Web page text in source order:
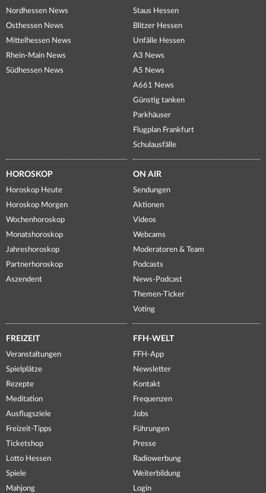
Nordhessen News
Osthessen News
Mittelhessen News
Rhein-Main News
Südhessen News
Staus Hessen
Blitzer Hessen
Unfälle Hessen
A3 News
A5 News
A661 News
Günstig tanken
Parkhäuser
Flugplan Frankfurt
Schulausfälle
HOROSKOP
Horoskop Heute
Horoskop Morgen
Wochenhoroskop
Monatshoroskop
Jahreshoroskop
Partnerhoroskop
Aszendent
ON AIR
Sendungen
Aktionen
Videos
Webcams
Moderatoren & Team
Podcasts
News-Podcast
Themen-Ticker
Voting
FREIZEIT
Veranstaltungen
Spielplätze
Rezepte
Meditation
Ausflugsziele
Freizeit-Tipps
Ticketshop
Lotto Hessen
Spiele
Mahjong
FFH-WELT
FFH-App
Newsletter
Kontakt
Frequenzen
Jobs
Führungen
Presse
Radiowerbung
Weiterbildung
Login